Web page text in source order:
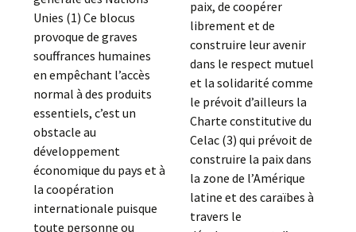
Unies (1) Ce blocus
provoque de graves
souffrances humaines
en empêchant l’accès
normal à des produits
essentiels, c’est un
obstacle au
développement
économique du pays et à
la coopération
internationale puisque
toute personne ou
paix, de coopérer
librement et de
construire leur avenir
dans le respect mutuel
et la solidarité comme
le prévoit d’ailleurs la
Charte constitutive du
Celac (3) qui prévoit de
construire la paix dans
la zone de l’Amérique
latine et des caraïbes à
travers le